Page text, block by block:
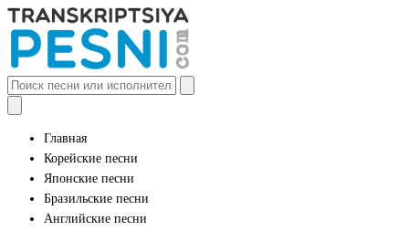
Главная
Корейские песни
Японские песни
Бразильские песни
Английские песни